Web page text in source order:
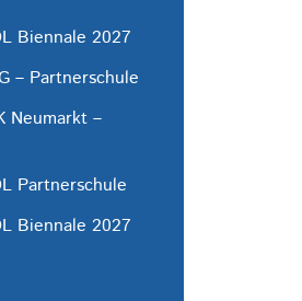
Biennale 2027
– Partnerschule
Neumarkt –
Partnerschule
Biennale 2027